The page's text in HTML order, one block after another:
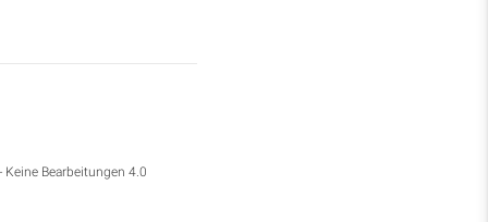
zu dem Propheten
Bearbeitungen 4.0